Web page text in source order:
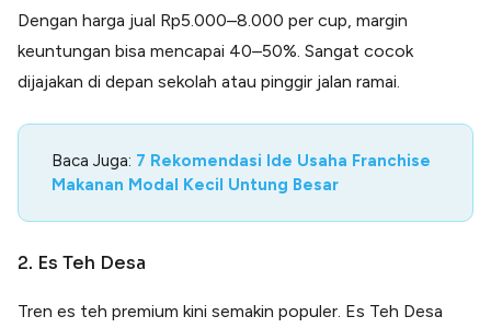
Dengan harga jual Rp5.000–8.000 per cup, margin
keuntungan bisa mencapai 40–50%. Sangat cocok
dijajakan di depan sekolah atau pinggir jalan ramai.
Baca Juga: 7 Rekomendasi Ide Usaha Franchise
Makanan Modal Kecil Untung Besar
2. Es Teh Desa
Tren es teh premium kini semakin populer. Es Teh Desa